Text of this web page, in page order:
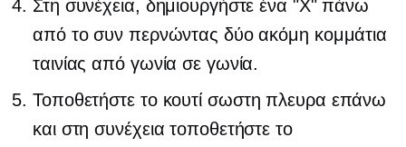
Στη συνέχεια, δημιουργήστε ένα "Χ" πάνω
από το συν περνώντας δύο ακόμη κομμάτια
ταινίας από γωνία σε γωνία.
Τοποθετήστε το κουτί σωστη πλευρα επάνω
και στη συνέχεια τοποθετήστε το